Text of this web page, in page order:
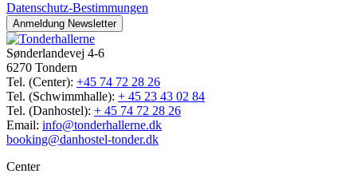
Datenschutz-Bestimmungen
Sønderlandevej 4-6
6270 Tondern
Tel. (Center): +45 74 72 28 26
Tel. (Schwimmhalle): + 45 23 43 02 84
Tel. (Danhostel): + 45 74 72 28 26
Email: info@tonderhallerne.dk
booking@danhostel-tonder.dk
Center